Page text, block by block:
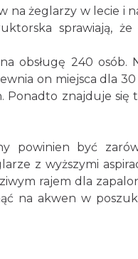
na żeglarzy w lecie i
sprawiają,
obsługę 240 osób.
on miejsca dla 30
Ponadto znajduje
powinien być
z wyższymi
rajem dla
na akwen w